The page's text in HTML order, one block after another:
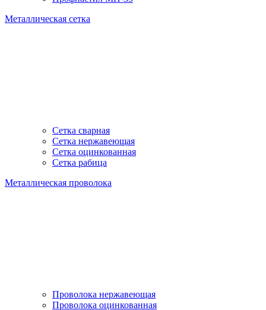
Металлическая сетка
Сетка сварная
Сетка нержавеющая
Сетка оцинкованная
Сетка рабица
Металлическая проволока
Проволока нержавеющая
Проволока оцинкованная